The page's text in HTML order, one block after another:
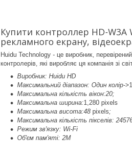
Купити контроллер HD-W3A
рекламного екрану,
Huidu Technology - це виробник,
контролерів, які виробляє ця компанія зі
Виробник: Huidu HD
Максимальний діапазон: Один колір->
Максимальна кількість вікон:20;
Максимальна ширина:1,280 pixels
Максимальна висота:48 pixels;
Максимальна кількість пікселів:
Режим зв'язку: Wi-Fi
Об'єм пам'яті: 2М